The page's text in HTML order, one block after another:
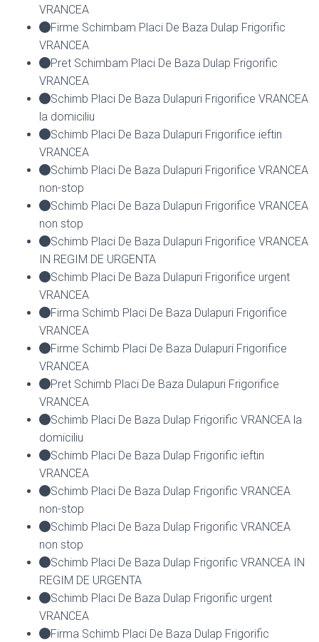
VRANCEA
Firme Schimbam Placi De Baza Dulap Frigorific
VRANCEA
Pret Schimbam Placi De Baza Dulap Frigorific
VRANCEA
Schimb Placi De Baza Dulapuri Frigorifice VRANCEA
la domiciliu
Schimb Placi De Baza Dulapuri Frigorifice ieftin
VRANCEA
Schimb Placi De Baza Dulapuri Frigorifice VRANCEA
non-stop
Schimb Placi De Baza Dulapuri Frigorifice VRANCEA
non stop
Schimb Placi De Baza Dulapuri Frigorifice VRANCEA
IN REGIM DE URGENTA
Schimb Placi De Baza Dulapuri Frigorifice urgent
VRANCEA
Firma Schimb Placi De Baza Dulapuri Frigorifice
VRANCEA
Firme Schimb Placi De Baza Dulapuri Frigorifice
VRANCEA
Pret Schimb Placi De Baza Dulapuri Frigorifice
VRANCEA
Schimb Placi De Baza Dulap Frigorific VRANCEA la
domiciliu
Schimb Placi De Baza Dulap Frigorific ieftin
VRANCEA
Schimb Placi De Baza Dulap Frigorific VRANCEA
non-stop
Schimb Placi De Baza Dulap Frigorific VRANCEA
non stop
Schimb Placi De Baza Dulap Frigorific VRANCEA IN
REGIM DE URGENTA
Schimb Placi De Baza Dulap Frigorific urgent
VRANCEA
Firma Schimb Placi De Baza Dulap Frigorific